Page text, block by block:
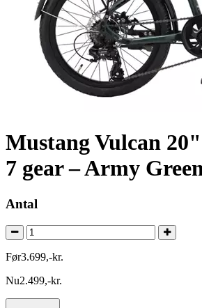
Mustang Vulcan
7 gear – Army
Antal
Før3.699,-kr.
Nu2.499,-kr.